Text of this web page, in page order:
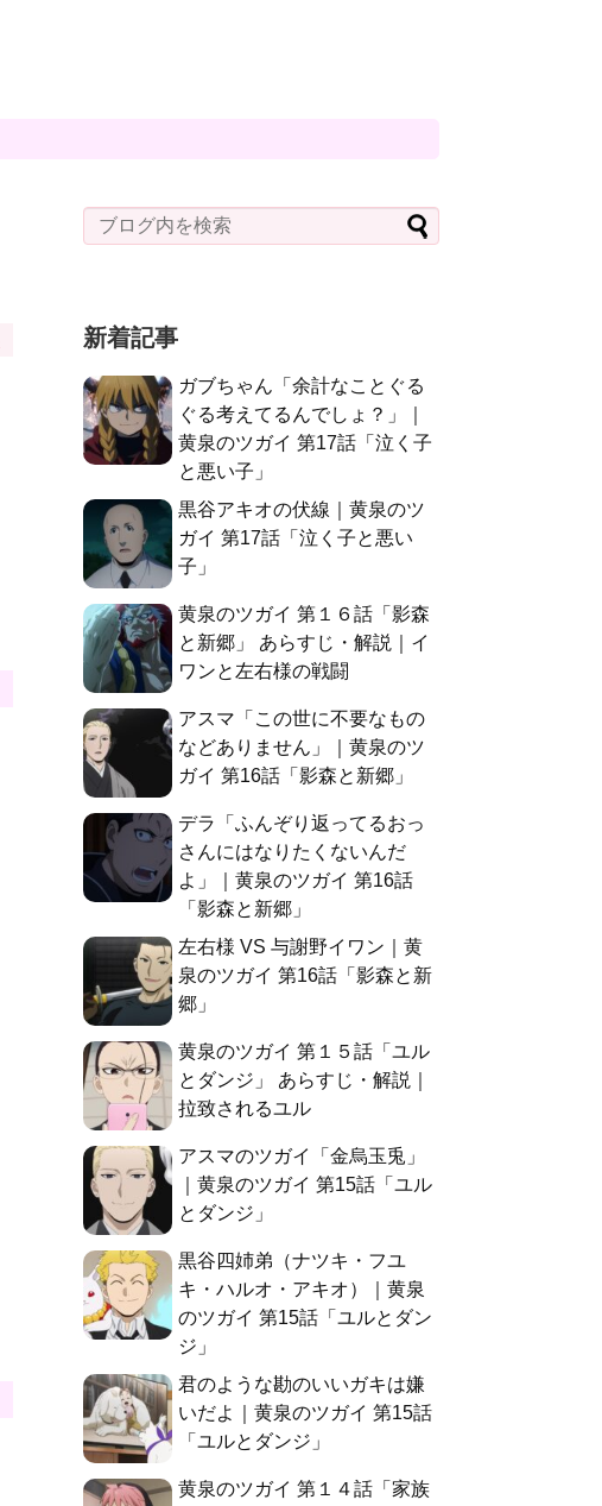
新着記事
ガブちゃん「余計なことぐる
ぐる考えてるんでしょ？」｜
黄泉のツガイ 第17話「泣く子
と悪い子」
黒谷アキオの伏線｜黄泉のツ
ガイ 第17話「泣く子と悪い
子」
黄泉のツガイ 第１６話「影森
と新郷」 あらすじ・解説｜イ
ワンと左右様の戦闘
アスマ「この世に不要なもの
などありません」｜黄泉のツ
ガイ 第16話「影森と新郷」
デラ「ふんぞり返ってるおっ
さんにはなりたくないんだ
よ」｜黄泉のツガイ 第16話
「影森と新郷」
左右様 VS 与謝野イワン｜黄
泉のツガイ 第16話「影森と新
郷」
黄泉のツガイ 第１５話「ユル
とダンジ」 あらすじ・解説｜
拉致されるユル
アスマのツガイ「金烏玉兎」
｜黄泉のツガイ 第15話「ユル
とダンジ」
黒谷四姉弟（ナツキ・フユ
キ・ハルオ・アキオ）｜黄泉
のツガイ 第15話「ユルとダン
ジ」
君のような勘のいいガキは嫌
いだよ｜黄泉のツガイ 第15話
「ユルとダンジ」
黄泉のツガイ 第１４話「家族